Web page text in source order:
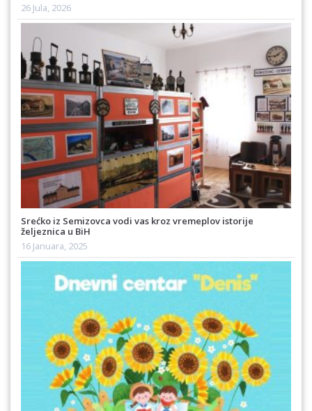
26 Jula, 2026
Srećko iz Semizovca vodi vas kroz vremeplov istorije
željeznica u BiH
16 Januara, 2025